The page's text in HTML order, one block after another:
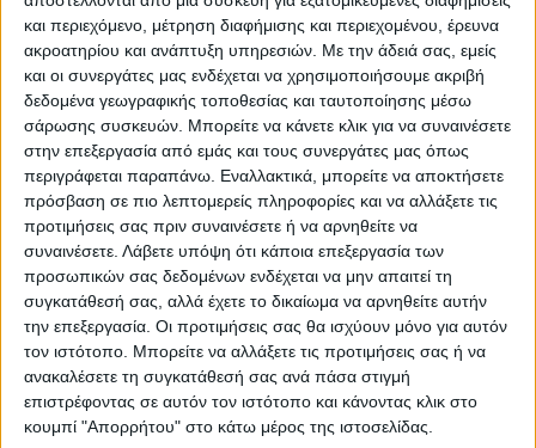
και περιεχόμενο, μέτρηση διαφήμισης και περιεχομένου, έρευνα
ακροατηρίου και ανάπτυξη υπηρεσιών. Με την άδειά σας, εμείς
και οι συνεργάτες μας ενδέχεται να χρησιμοποιήσουμε ακριβή
δεδομένα γεωγραφικής τοποθεσίας και ταυτοποίησης μέσω
σάρωσης συσκευών. Μπορείτε να κάνετε κλικ για να συναινέσετε
στην επεξεργασία από εμάς και τους συνεργάτες μας όπως
περιγράφεται παραπάνω. Εναλλακτικά, μπορείτε να αποκτήσετε
πρόσβαση σε πιο λεπτομερείς πληροφορίες και να αλλάξετε τις
προτιμήσεις σας πριν συναινέσετε ή να αρνηθείτε να
συναινέσετε. Λάβετε υπόψη ότι κάποια επεξεργασία των
προσωπικών σας δεδομένων ενδέχεται να μην απαιτεί τη
συγκατάθεσή σας, αλλά έχετε το δικαίωμα να αρνηθείτε αυτήν
την επεξεργασία. Οι προτιμήσεις σας θα ισχύουν μόνο για αυτόν
τον ιστότοπο. Μπορείτε να αλλάξετε τις προτιμήσεις σας ή να
ανακαλέσετε τη συγκατάθεσή σας ανά πάσα στιγμή
επιστρέφοντας σε αυτόν τον ιστότοπο και κάνοντας κλικ στο
κουμπί "Απορρήτου" στο κάτω μέρος της ιστοσελίδας.
κατασκευή του κυκλικού κόμβου
Ερμητσίου, που αναμένεται να ολοκληρωθεί
εντός του έτους.
Το σύνολο του προβλεπόμενου φυσικού
αντικειμένου της εργολαβίας αναμένεται να
ολοκληρωθεί στις αρχές του 2026.
Η συντήρηση και αναβάθμιση του οδικού
δικτύου συμβάλλει ουσιαστικά στη μείωση
των τροχαίων ατυχημάτων, στη βελτίωση
της οδικής ασφάλειας και στη στήριξη της
τοπικής ανάπτυξης, μέσω της
ασφαλέστερης και ταχύτερης μετακίνησης
πολιτών και εμπορευμάτων.